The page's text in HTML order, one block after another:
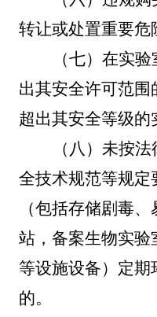
转让或处置重要危
（七）在实
出其安全许可范
超出其安全等级的
（八）未按
全技术规范等规定
（包括存储剧毒
站，备案生物实验
等设施设备）定期
的。